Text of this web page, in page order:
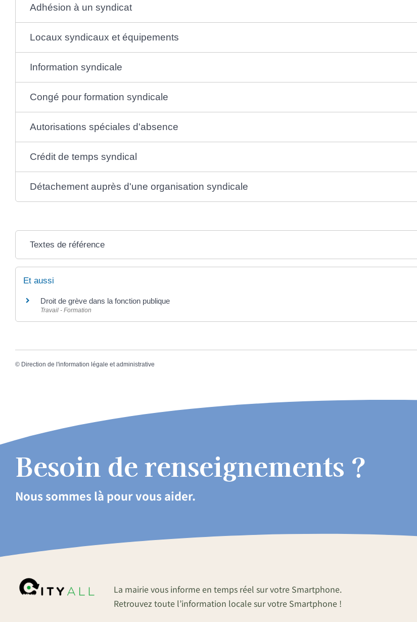
Adhésion à un syndicat
Locaux syndicaux et équipements
Information syndicale
Congé pour formation syndicale
Autorisations spéciales d'absence
Crédit de temps syndical
Détachement auprès d'une organisation syndicale
Textes de référence
Et aussi
Droit de grève dans la fonction publique
Travail - Formation
© Direction de l'information légale et administrative
Besoin de renseignements ?
Nous sommes là pour vous aider.
La mairie vous informe en temps réel sur votre Smartphone.
Retrouvez toute l’information locale sur votre Smartphone !